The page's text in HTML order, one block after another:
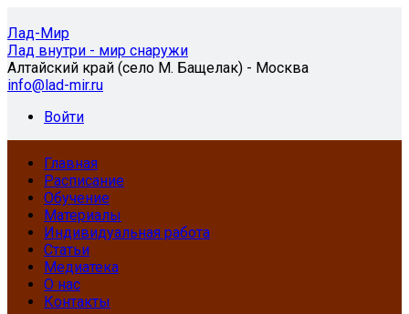
Лад-Мир
Лад внутри - мир снаружи
Алтайский край (село М. Бащелак) - Москва
info@lad-mir.ru
Войти
Главная
Расписание
Обучение
Материалы
Индивидуальная работа
Статьи
Медиатека
О нас
Контакты